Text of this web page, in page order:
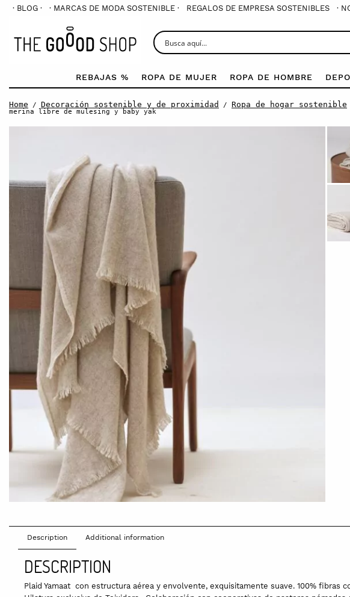
· BLOG · · MARCAS DE MODA SOSTENIBLE · REGALOS DE EMPRESA SOSTENIBLES ·
REBAJAS % ROPA DE MUJER ROPA DE HOMBRE
Home / Decoración sostenible y de proximidad / Ropa de hogar sostenible
merina libre de mulesing y baby yak
Description Additional information
DESCRIPTION
Plaid Yamaat con estructura aérea y envolvente, exquisitamente suave. 100%